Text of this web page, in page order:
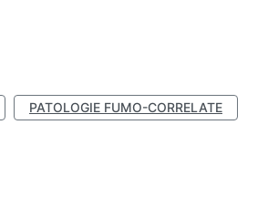
PATOLOGIE FUMO-CORRELATE